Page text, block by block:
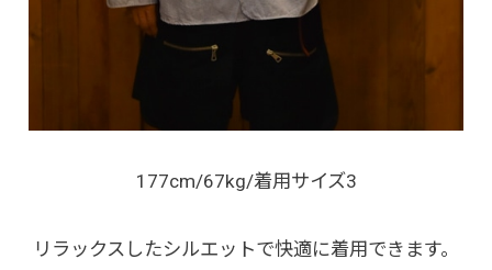
177cm/67kg/着用サイズ3
リラックスしたシルエットで快適に着用できます。